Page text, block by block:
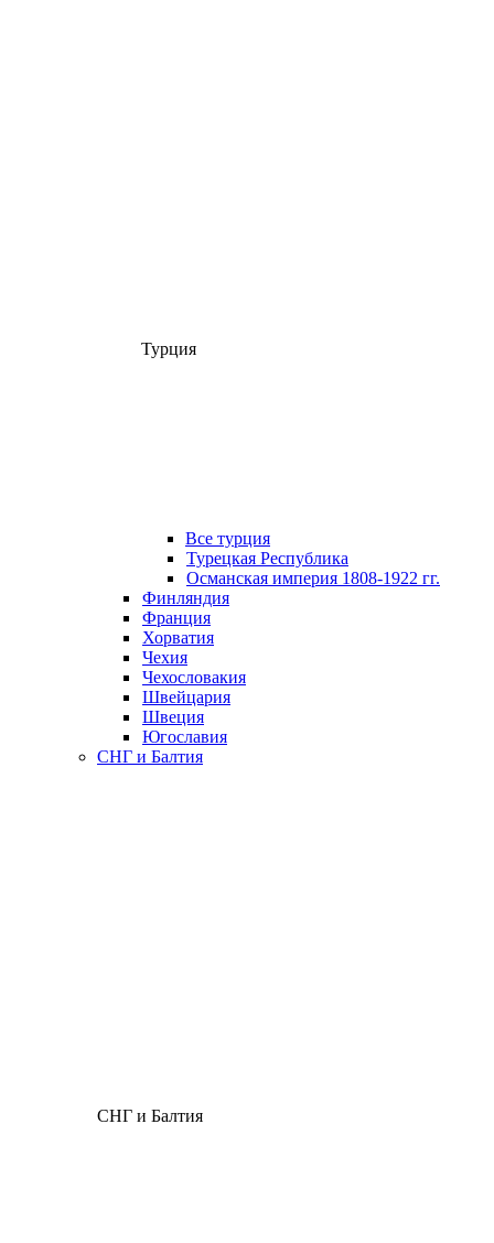
Турция
Все турция
Турецкая Республика
Османская империя 1808-1922 гг.
Финляндия
Франция
Хорватия
Чехия
Чехословакия
Швейцария
Швеция
Югославия
СНГ и Балтия
СНГ и Балтия